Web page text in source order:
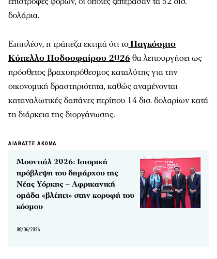
δολάρια.
Επιπλέον, η τράπεζα εκτιμά ότι τοΠαγκόσμιο
Κύπελλο Ποδοσφαίρου 2026 θα λειτουργήσει ως
πρόσθετος βραχυπρόθεσμος καταλύτης για την
οικονομική δραστηριότητα, καθώς αναμένονται
καταναλωτικές δαπάνες περίπου 14 δισ. δολαρίων κατά
τη διάρκεια της διοργάνωσης.
ΔΙΑΒΑΣΤΕ ΑΚΟΜΑ
Μουντιάλ 2026: Ιστορική
πρόβλεψη του δημάρχου της
Νέας Υόρκης – Αφρικανική
ομάδα «βλέπει» στην κορυφή του
κόσμου
08/06/2026